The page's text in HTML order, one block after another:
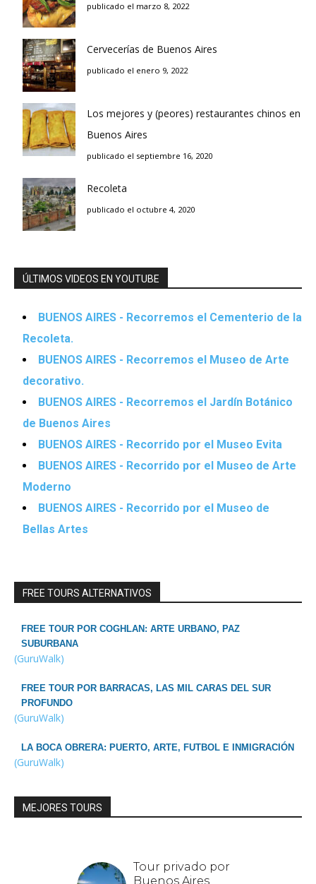
publicado el marzo 8, 2022
Cervecerías de Buenos Aires
publicado el enero 9, 2022
Los mejores y (peores) restaurantes chinos en
Buenos Aires
publicado el septiembre 16, 2020
Recoleta
publicado el octubre 4, 2020
ÚLTIMOS VIDEOS EN YOUTUBE
BUENOS AIRES - Recorremos el Cementerio de la
Recoleta.
BUENOS AIRES - Recorremos el Museo de Arte
decorativo.
BUENOS AIRES - Recorremos el Jardín Botánico
de Buenos Aires
BUENOS AIRES - Recorrido por el Museo Evita
BUENOS AIRES - Recorrido por el Museo de Arte
Moderno
BUENOS AIRES - Recorrido por el Museo de
Bellas Artes
FREE TOURS ALTERNATIVOS
FREE TOUR POR COGHLAN: ARTE URBANO, PAZ
SUBURBANA
(GuruWalk)
FREE TOUR POR BARRACAS, LAS MIL CARAS DEL SUR
PROFUNDO
(GuruWalk)
LA BOCA OBRERA: PUERTO, ARTE, FUTBOL E INMIGRACIÓN
(GuruWalk)
MEJORES TOURS